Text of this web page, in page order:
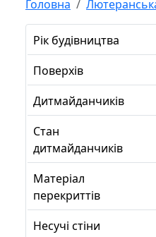
Головна
Рік будівництва
Поверхів
Дитмайданчиків
Стан
дитмайданчиків
Матеріал
перекриттів
Несучі стіни